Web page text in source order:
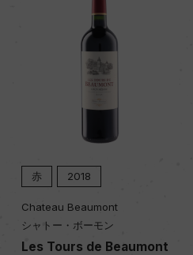
赤 2018
Chateau Beaumont
シャトー・ボーモン
Les Tours de Beaumont